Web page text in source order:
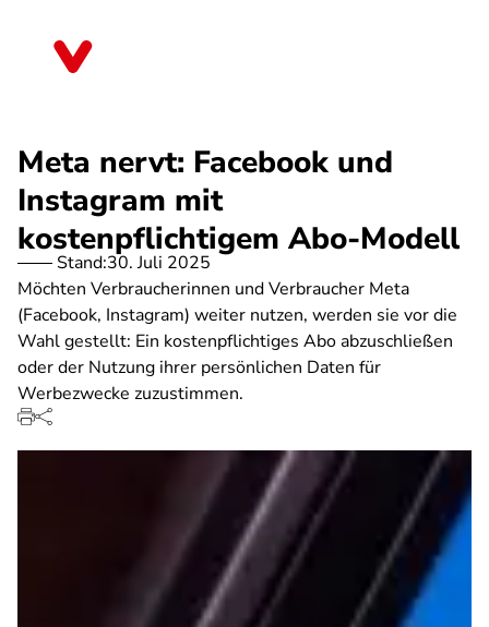
Meta nervt: Facebook und
Instagram mit
kostenpflichtigem Abo-Modell
Stand:30. Juli 2025
Möchten Verbraucherinnen und Verbraucher Meta
(Facebook, Instagram) weiter nutzen, werden sie vor die
Wahl gestellt: Ein kostenpflichtiges Abo abzuschließen
oder der Nutzung ihrer persönlichen Daten für
Werbezwecke zuzustimmen.